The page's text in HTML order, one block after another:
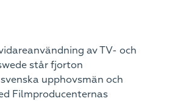
av TV- och
står fjorton
upphovsmän och
Filmproducenternas